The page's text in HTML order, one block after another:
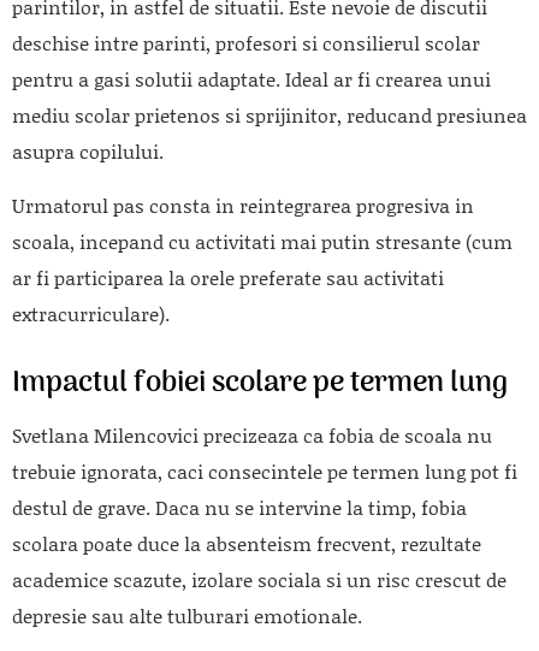
parintilor, in astfel de situatii. Este nevoie de discutii
deschise intre parinti, profesori si consilierul scolar
pentru a gasi solutii adaptate. Ideal ar fi crearea unui
mediu scolar prietenos si sprijinitor, reducand presiunea
asupra copilului.
Urmatorul pas consta in reintegrarea progresiva in
scoala, incepand cu activitati mai putin stresante (cum
ar fi participarea la orele preferate sau activitati
extracurriculare).
Impactul fobiei scolare pe termen lung
Svetlana Milencovici precizeaza ca fobia de scoala nu
trebuie ignorata, caci consecintele pe termen lung pot fi
destul de grave. Daca nu se intervine la timp, fobia
scolara poate duce la absenteism frecvent, rezultate
academice scazute, izolare sociala si un risc crescut de
depresie sau alte tulburari emotionale.